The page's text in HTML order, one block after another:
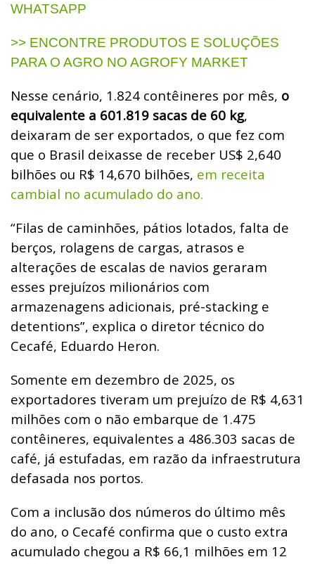
WHATSAPP
>> ENCONTRE PRODUTOS E SOLUÇÕES
PARA O AGRO NO AGROFY MARKET
Nesse cenário, 1.824 contêineres por mês, o
equivalente a 601.819 sacas de 60 kg,
deixaram de ser exportados, o que fez com
que o Brasil deixasse de receber US$ 2,640
bilhões ou R$ 14,670 bilhões, em receita
cambial no acumulado do ano.
“Filas de caminhões, pátios lotados, falta de
berços, rolagens de cargas, atrasos e
alterações de escalas de navios geraram
esses prejuízos milionários com
armazenagens adicionais, pré-stacking e
detentions”, explica o diretor técnico do
Cecafé, Eduardo Heron.
Somente em dezembro de 2025, os
exportadores tiveram um prejuízo de R$ 4,631
milhões com o não embarque de 1.475
contêineres, equivalentes a 486.303 sacas de
café, já estufadas, em razão da infraestrutura
defasada nos portos.
Com a inclusão dos números do último mês
do ano, o Cecafé confirma que o custo extra
acumulado chegou a R$ 66,1 milhões em 12